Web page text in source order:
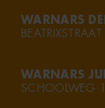
WARNARS
WARNARS